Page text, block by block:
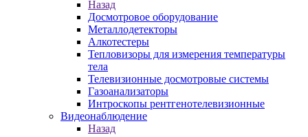
Назад
Досмотровое оборудование
Металлодетекторы
Алкотестеры
Тепловизоры для измерения температуры
тела
Телевизионные досмотровые системы
Газоанализаторы
Интроскопы рентгенотелевизионные
Видеонаблюдение
Назад